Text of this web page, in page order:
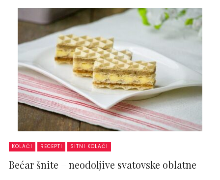
KOLAČI RECEPTI SITNI KOLAČI
Bećar šnite – neodoljive svatovske oblatne